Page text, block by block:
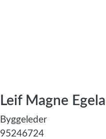
Leif Magne
Byggeleder
95246724